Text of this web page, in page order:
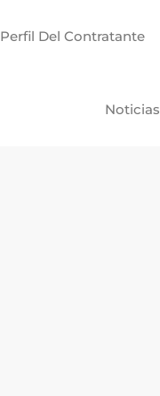
Perfil Del Contratante
Noticias